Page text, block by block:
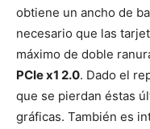
obtiene un ancho de
necesario que las
máximo de doble
PCIe x1 2.0. Dado el
que se pierdan éstas
gráficas. También es